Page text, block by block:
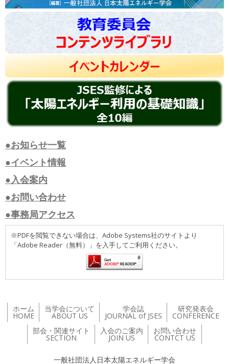
●お知らせ一覧
●イベント情報
●入会案内
●お問い合わせ
●事務局アクセス
※PDFを閲覧できない場合は、Adobe Systems社のサイトより
「Adobe Reader（無料）」を入手してご利用ください。
ホーム
HOME
当学会について
ABOUT US
学会誌
JOURNAL of JSES
研究発表会
CONFERENCE
部会・関連サイト
SECTION
入会のご案内
JOIN US
お問い合わせ
CONTCT US
一般社団法人日本太陽エネルギー学会